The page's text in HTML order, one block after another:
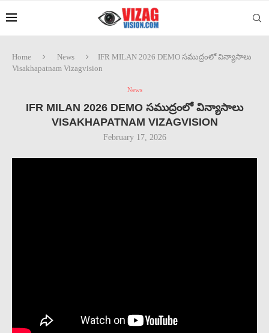
Home News
IFR MILAN 2026 DEMO సముద్రంలో విన్యాసాలు
Visakhapatnam Vizagvision
News
IFR MILAN 2026 DEMO సముద్రంలో విన్యాసాలు
VISAKHAPATNAM VIZAGVISION
February 17, 2026